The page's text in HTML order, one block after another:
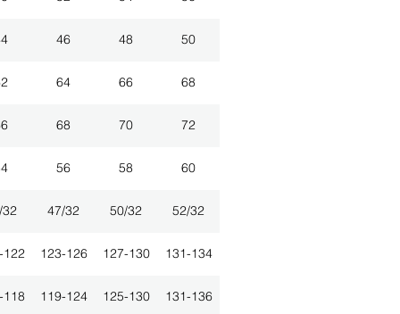
46 48 50
64 66 68
68 70 72
56 58 60
32 47/32 50/32 52/32
122 123-126 127-130 131-134
118 119-124 125-130 131-136